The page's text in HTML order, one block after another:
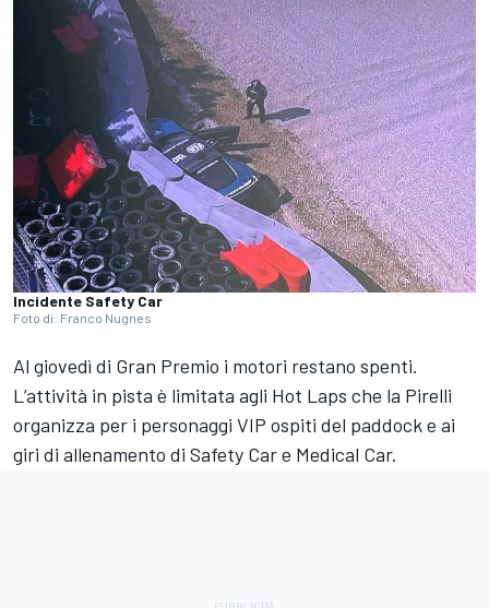
Incidente Safety Car
Foto di: Franco Nugnes
Al giovedì di Gran Premio i motori restano spenti.
L’attività in pista è limitata agli Hot Laps che la Pirelli
organizza per i personaggi VIP ospiti del paddock e ai
giri di allenamento di Safety Car e Medical Car.